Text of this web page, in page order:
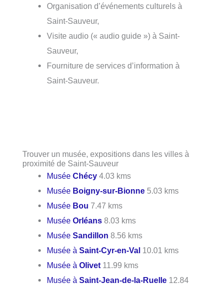
Organisation d’événements culturels à
Saint-Sauveur,
Visite audio (« audio guide ») à Saint-
Sauveur,
Fourniture de services d’information à
Saint-Sauveur.
Trouver un musée, expositions dans les villes à
proximité de Saint-Sauveur
MuséeChécy 4.03 kms
Musée Boigny-sur-Bionne 5.03 kms
Musée Bou 7.47 kms
MuséeOrléans 8.03 kms
MuséeSandillon 8.56 kms
Musée àSaint-Cyr-en-Val 10.01 kms
Musée àOlivet 11.99 kms
Musée àSaint-Jean-de-la-Ruelle 12.84